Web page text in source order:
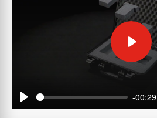
Play
-00:29
Play